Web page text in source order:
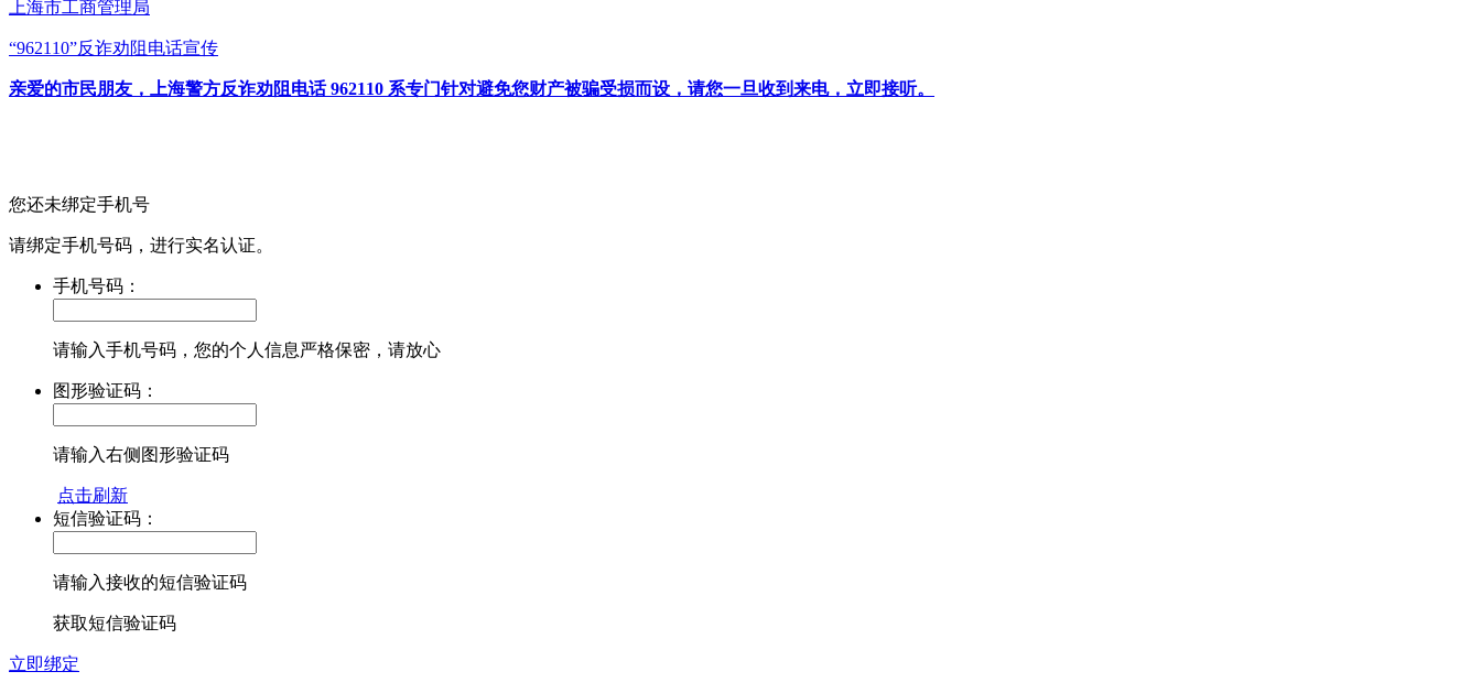
上海市工商管理局
“962110”反诈劝阻电话宣传
亲爱的市民朋友，上海警方反诈劝阻电话 962110 系专门针对避免您财产被骗受损而设，请您一旦收到来电，立即接听。
您还未绑定手机号
请绑定手机号码，进行实名认证。
手机号码：
请输入手机号码，您的个人信息严格保密，请放心
图形验证码：
请输入右侧图形验证码
点击刷新
短信验证码：
请输入接收的短信验证码
获取短信验证码
立即绑定